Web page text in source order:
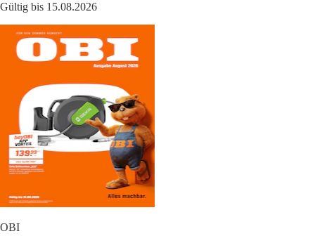
Gültig bis 15.08.2026
OBI